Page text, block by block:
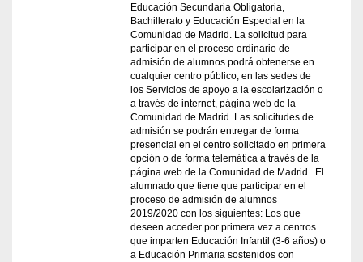
Educación Secundaria Obligatoria,
Bachillerato y Educación Especial en la
Comunidad de Madrid. La solicitud para
participar en el proceso ordinario de
admisión de alumnos podrá obtenerse en
cualquier centro público, en las sedes de
los Servicios de apoyo a la escolarización o
a través de internet, página web de la
Comunidad de Madrid. Las solicitudes de
admisión se podrán entregar de forma
presencial en el centro solicitado en primera
opción o de forma telemática a través de la
página web de la Comunidad de Madrid. El
alumnado que tiene que participar en el
proceso de admisión de alumnos
2019/2020 con los siguientes: Los que
deseen acceder por primera vez a centros
que imparten Educación Infantil (3-6 años) o
a Educación Primaria sostenidos con